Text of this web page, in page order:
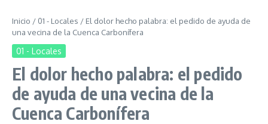
Inicio / 01 - Locales / El dolor hecho palabra: el pedido de ayuda de
una vecina de la Cuenca Carbonífera
01 - Locales
El dolor hecho palabra: el pedido
de ayuda de una vecina de la
Cuenca Carbonífera